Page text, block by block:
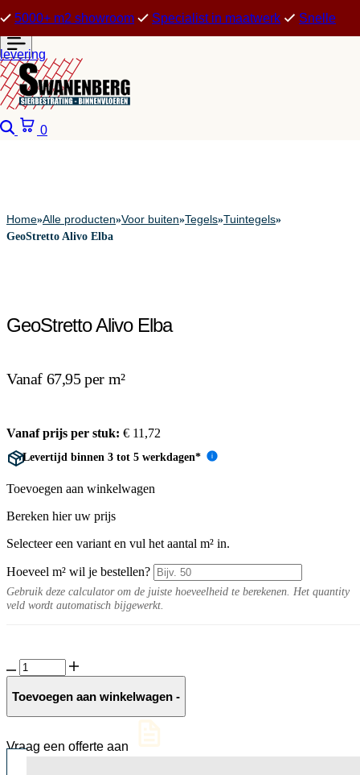
5000+ m2 showroom Specialist in maatwerk Snelle
levering
Zoeken
0
Home»Alle producten»Voor buiten»Tegels»Tuintegels»
GeoStretto Alivo Elba
GeoStretto Alivo Elba
Vanaf 67,95 per m²
Vanaf prijs per stuk: € 11,72
Levertijd binnen 3 tot 5 werkdagen* i
Toevoegen aan winkelwagen
Bereken hier uw prijs
Selecteer een variant en vul het aantal m² in.
Hoeveel m² wil je bestellen?
Gebruik deze calculator om de juiste hoeveelheid te berekenen. Het quantity
veld wordt automatisch bijgewerkt.
GeoStretto
Alivo
Elba
Toevoegen aan winkelwagen -
Vraag een offerte aan